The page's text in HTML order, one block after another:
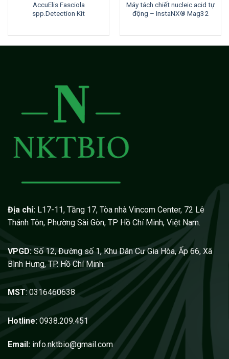
AccuElis Fasciola
spp.Detection Kit
Máy tách chiết nucleic acid tự
động – InstaNX® Mag32
Địa chỉ: L17-11, Tầng 17, Tòa nhà Vincom Center, 72 Lê
Thánh Tôn, Phường Sài Gòn, TP Hồ Chí Minh, Việt Nam.
VPGD: Số 12, Đường số 1, Khu Dân Cư Gia Hòa, Ấp 66, Xã
Bình Hưng, TP. Hồ Chí Minh.
MST: 0316460638
Hotline: 0938.209.451
Email: info.nktbio@gmail.com